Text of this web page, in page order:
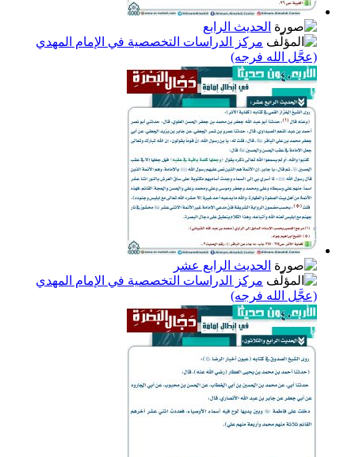
الحديث الرابع
مركز الدراسات التخصصية في الإمام المهدي
(عجَّل الله فرجه)
الحديث الرابع عشر
مركز الدراسات التخصصية في الإمام المهدي
(عجَّل الله فرجه)